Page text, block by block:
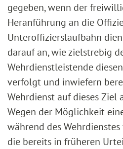
gegeben, wenn der
Heranführung an die
Unteroffizierslaufbahn
darauf an, wie zielstrebig
Wehrdienstleistende
verfolgt und inwiefern
Wehrdienst auf dieses Ziel
Wegen der Möglichkeit
während des
die bereits in früheren